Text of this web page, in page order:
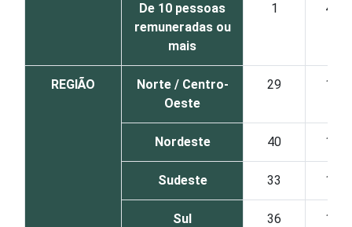
De 10 pessoas
remuneradas ou
mais
1 4
REGIÃO
Norte / Centro-
Oeste
29 1
Nordeste 40 1
Sudeste 33 1
Sul 36 1